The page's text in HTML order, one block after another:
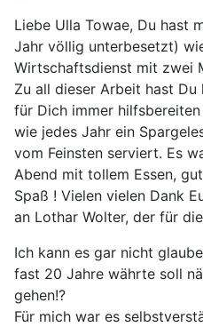
Liebe Ulla Towae, Du hast
Jahr völlig unterbesetzt)
Wirtschaftsdienst mit zwei
Zu all dieser Arbeit hast
für Dich immer
wie jedes Jahr ein
vom Feinsten serviert. Es
Abend mit tollem Essen,
Spaß ! Vielen vielen Dank
an Lothar Wolter, der für
Ich kann es gar nicht
fast 20 Jahre währte soll
gehen!?
Für mich war es